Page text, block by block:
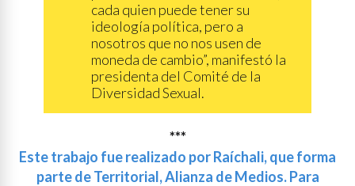
cada quien puede tener su
ideología política, pero a
nosotros que no nos usen de
moneda de cambio”, manifestó la
presidenta del Comité de la
Diversidad Sexual.
***
Este trabajo fue realizado por Raíchali, que forma
parte de Territorial, Alianza de Medios. Para